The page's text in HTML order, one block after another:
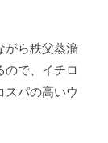
がら秩父蒸溜
ので、イチロ
スパの高いウ